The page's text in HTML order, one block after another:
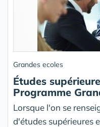
Grandes ecoles
Études
Programme
Lorsque l'on se
d'études supérieures